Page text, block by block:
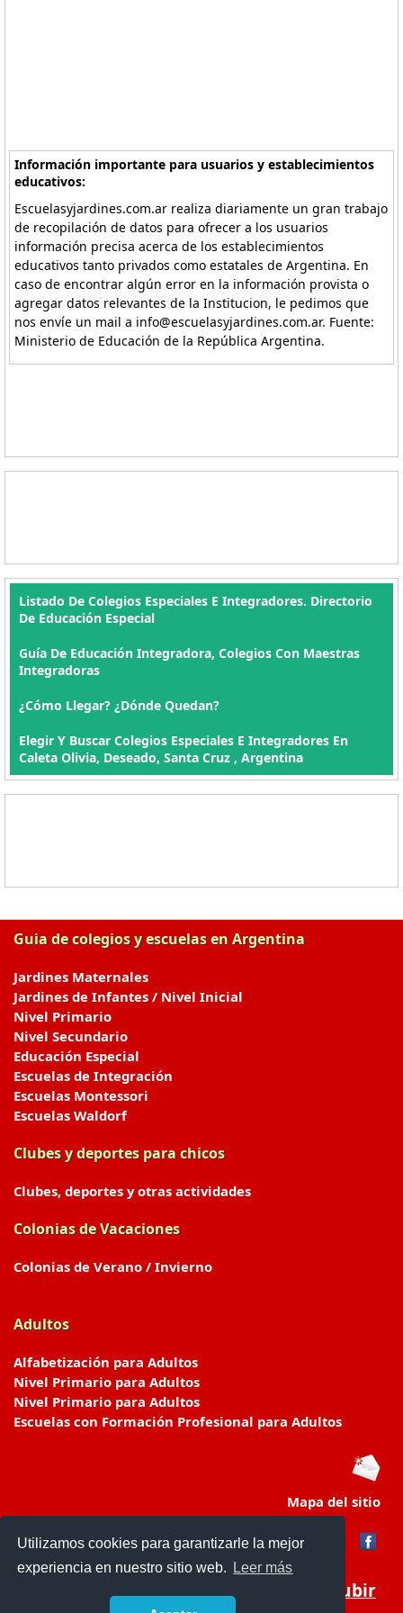
Utilizamos cookies para garantizarle la mejor
experiencia en nuestro sitio web.
Leer más
Información importante para usuarios y establecimientos
educativos:
Escuelasyjardines.com.ar realiza diariamente un gran trabajo
de recopilación de datos para ofrecer a los usuarios
información precisa acerca de los establecimientos
educativos tanto privados como estatales de Argentina. En
caso de encontrar algún error en la información provista o
agregar datos relevantes de la Institucion, le pedimos que
nos envíe un mail a info@escuelasyjardines.com.ar. Fuente:
Ministerio de Educación de la República Argentina.
Listado De Colegios Especiales E Integradores. Directorio
De Educación Especial
Guía De Educación Integradora, Colegios Con Maestras
Integradoras
¿Cómo Llegar? ¿Dónde Quedan?
Elegir Y Buscar Colegios Especiales E Integradores En
Caleta Olivia, Deseado, Santa Cruz , Argentina
Guia de colegios y escuelas en Argentina
Jardines Maternales
Jardines de Infantes / Nivel Inicial
Nivel Primario
Nivel Secundario
Educación Especial
Escuelas de Integración
Escuelas Montessori
Escuelas Waldorf
Clubes y deportes para chicos
Clubes, deportes y otras actividades
Colonias de Vacaciones
Colonias de Verano / Invierno
Adultos
Alfabetización para Adultos
Nivel Primario para Adultos
Nivel Primario para Adultos
Escuelas con Formación Profesional para Adultos
Mapa del sitio
Subir